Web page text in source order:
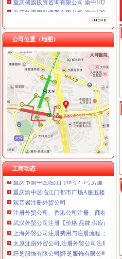
重庆华康假肢矫形有限公司 渝中120万 （
成都国科海博信息技术股份有限公司重庆
上海兆妩贸易有限公司重庆天地分公司
公司位置（地图）
工商动态
渝中区临江门
请问下重庆渝中区临江门那个中院具体叫
渝中区临江门印印字牌制作工作室2017新
关于渝中区临江门-看房笔记-房产楼市-重
渝中区临江门公寓,精装出售！_改善型住
出售渝中区临江门新房一套-重庆搜狐焦点
重庆重庆市渝中区临江门46-在微话题一起
【渝中区临江门清洁公司哪家好？,开荒清
渝中区临江门奎星楼广场（现代书城旁）-
重庆市渝中区临江门46号2-3号房屋-重庆
重庆渝中区临江门都市广场A座五楼2017
观音岩注册外贸公司
注册外贸公司、香港公司注册、商标注册
武汉外贸公司注册【价格,品牌,供应商】-
上海外贸公司注册费用与注册流程_法律知
太原注册外贸公司,注册外贸公司注册资金
纤芝服饰有限公司|纤芝服饰有限公司网站
外贸公司注册资本需要多少-商务服务-互